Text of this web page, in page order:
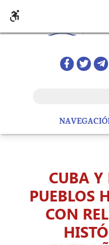
Redes
CUBA Y
PUEBLOS
CON